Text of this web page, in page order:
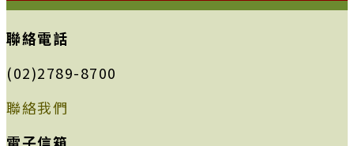
聯絡電話
(02)2789-8700
聯絡我們